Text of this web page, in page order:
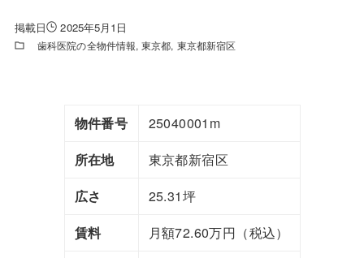
2025年5月1日
歯科医院の全物件情報 東京都 東京都新宿区
物件番号
25040001m
所在地
東京都新宿区
広さ
25.31坪
賃料
月額72.60万円（税込）